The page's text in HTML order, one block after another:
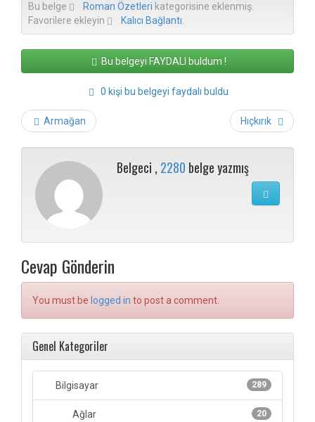
Bu belge Roman Özetleri kategorisine eklenmiş.
Favorilere ekleyin
Kalıcı Bağlantı
Bu belgeyi FAYDALI buldum !
0 kişi bu belgeyi faydalı buldu
Armağan Hıçkırık
Belgeci , 2280 belge yazmış
Cevap Gönderin
You must be logged in to post a comment.
Genel Kategoriler
289
Bilgisayar
20
Ağlar